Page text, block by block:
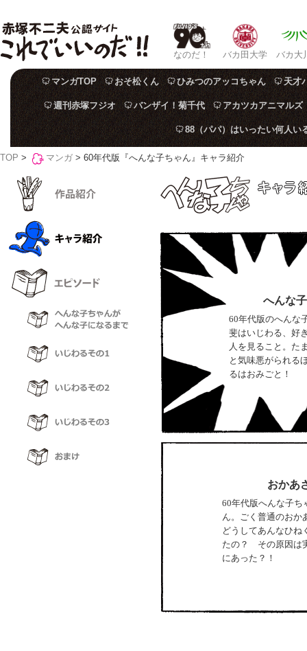
なのだ！ バカ田大学 バカ大
マンガTOP おそ松くん ひみつのアッコちゃん 天才
週刊赤塚フジオ バンザイ！菊千代 アカツカアニマルズ
88（パパ）はいったい何人い
TOP > マンガ > 60年代版『へんな子ちゃん』キャラ紹介
へんな
60年代版のへんな
斐はいじわる、好
人を見ること。た
と気味悪がられる
るはおみごと！
おかあ
60年代版へんな子ち
ん。ごく普通のおか
どうしてあんなひね
たの？ その原因は
にあった？！